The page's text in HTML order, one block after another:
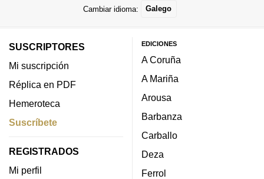
Cambiar idioma: Galego
SUSCRIPTORES
Mi suscripción
Réplica en PDF
Hemeroteca
Suscríbete
REGISTRADOS
Mi perfil
EDICIONES
A Coruña
A Mariña
Arousa
Barbanza
Carballo
Deza
Ferrol